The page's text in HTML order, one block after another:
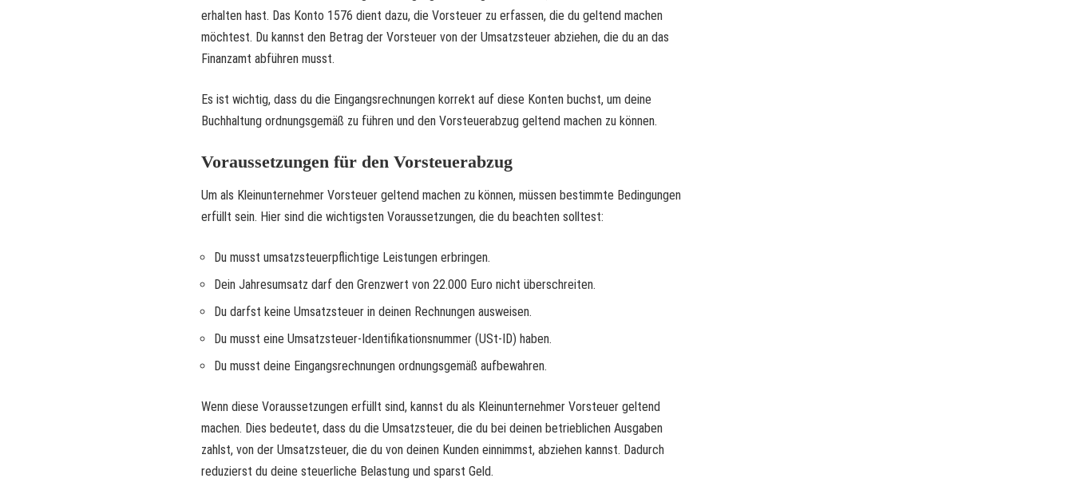
erhalten hast. Das Konto 1576 dient dazu, die Vorsteuer zu erfassen, die du geltend machen
möchtest. Du kannst den Betrag der Vorsteuer von der Umsatzsteuer abziehen, die du an das
Finanzamt abführen musst.
Es ist wichtig, dass du die Eingangsrechnungen korrekt auf diese Konten buchst, um deine
Buchhaltung ordnungsgemäß zu führen und den Vorsteuerabzug geltend machen zu können.
Voraussetzungen für den Vorsteuerabzug
Um als Kleinunternehmer Vorsteuer geltend machen zu können, müssen bestimmte Bedingungen
erfüllt sein. Hier sind die wichtigsten Voraussetzungen, die du beachten solltest:
Du musst umsatzsteuerpflichtige Leistungen erbringen.
Dein Jahresumsatz darf den Grenzwert von 22.000 Euro nicht überschreiten.
Du darfst keine Umsatzsteuer in deinen Rechnungen ausweisen.
Du musst eine Umsatzsteuer-Identifikationsnummer (USt-ID) haben.
Du musst deine Eingangsrechnungen ordnungsgemäß aufbewahren.
Wenn diese Voraussetzungen erfüllt sind, kannst du als Kleinunternehmer Vorsteuer geltend
machen. Dies bedeutet, dass du die Umsatzsteuer, die du bei deinen betrieblichen Ausgaben
zahlst, von der Umsatzsteuer, die du von deinen Kunden einnimmst, abziehen kannst. Dadurch
reduzierst du deine steuerliche Belastung und sparst Geld.